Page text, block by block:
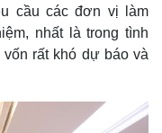
cầu các đơn vị làm
nhất là trong tình
rất khó dự báo và